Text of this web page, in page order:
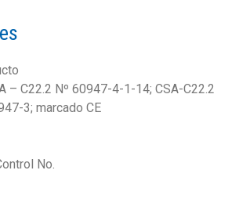
– C22.2 Nº 60947-4-1-14; CSA-C22.2
3; marcado CE
No.